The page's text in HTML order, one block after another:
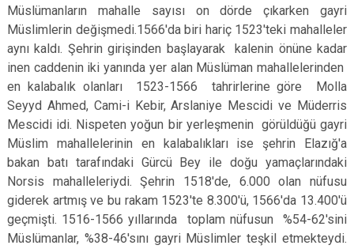
Müslümanların mahalle sayısı on dörde çıkarken gayri
Müslimlerin değişmedi.1566'da biri hariç 1523'teki mahalleler
aynı kaldı. Şehrin girişinden başlayarak kalenin önüne kadar
inen caddenin iki yanında yer alan Müslüman mahallelerinden
en kalabalık olanları 1523-1566 tahrirlerine göre Molla
Seyyd Ahmed, Cami-i Kebir, Arslaniye Mescidi ve Müderris
Mescidi idi. Nispeten yoğun bir yerleşmenin görüldüğü gayri
Müslim mahallelerinin en kalabalıkları ise şehrin Elazığ'a
bakan batı tarafındaki Gürcü Bey ile doğu yamaçlarındaki
Norsis mahalleleriydi. Şehrin 1518'de, 6.000 olan nüfusu
giderek artmış ve bu rakam 1523'te 8.300'ü, 1566'da 13.400'ü
geçmişti. 1516-1566 yıllarında toplam nüfusun %54-62'sini
Müslümanlar, %38-46'sını gayri Müslimler teşkil etmekteydi.